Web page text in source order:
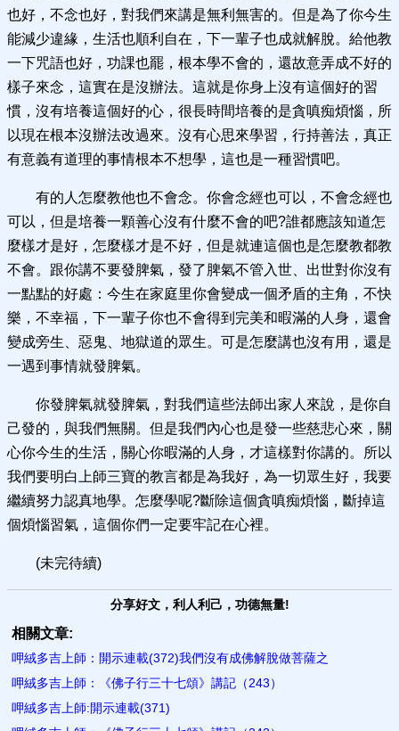
也好，不念也好，對我們來講是無利無害的。但是為了你今生
能減少違緣，生活也順利自在，下一輩子也成就解脫。給他教
一下咒語也好，功課也罷，根本學不會的，還故意弄成不好的
樣子來念，這實在是沒辦法。這就是你身上沒有這個好的習
慣，沒有培養這個好的心，很長時間培養的是貪嗔痴煩惱，所
以現在根本沒辦法改過來。沒有心思來學習，行持善法，真正
有意義有道理的事情根本不想學，這也是一種習慣吧。
有的人怎麼教他也不會念。你會念經也可以，不會念經也
可以，但是培養一顆善心沒有什麼不會的吧?誰都應該知道怎
麼樣才是好，怎麼樣才是不好，但是就連這個也是怎麼教都教
不會。跟你講不要發脾氣，發了脾氣不管入世、出世對你沒有
一點點的好處：今生在家庭里你會變成一個矛盾的主角，不快
樂，不幸福，下一輩子你也不會得到完美和暇滿的人身，還會
變成旁生、惡鬼、地獄道的眾生。可是怎麼講也沒有用，還是
一遇到事情就發脾氣。
你發脾氣就發脾氣，對我們這些法師出家人來說，是你自
己發的，與我們無關。但是我們內心也是發一些慈悲心來，關
心你今生的生活，關心你暇滿的人身，才這樣對你講的。所以
我們要明白上師三寶的教言都是為我好，為一切眾生好，我要
繼續努力認真地學。怎麼學呢?斷除這個貪嗔痴煩惱，斷掉這
個煩惱習氣，這個你們一定要牢記在心裡。
(未完待續)
分享好文，利人利己，功德無量!
相關文章:
呷絨多吉上師：開示連載(372)我們沒有成佛解脫做菩薩之
呷絨多吉上師：《佛子行三十七頌》講記（243）
呷絨多吉上師:開示連載(371)